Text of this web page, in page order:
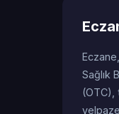
Sağlık
(OTC),